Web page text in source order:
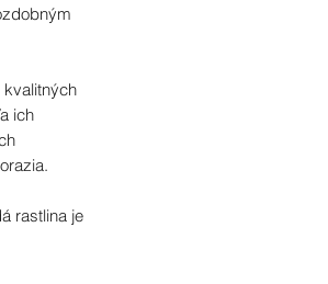
ich
rastlina je